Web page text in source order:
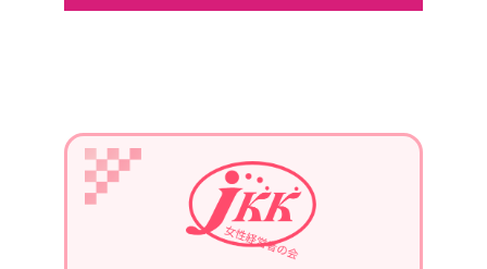
て開催される『宿フェス』に参加しま
2024年1月22日
第3回定例会議in長崎を、開催。
青年部の協力を得て、勉強会を行いま